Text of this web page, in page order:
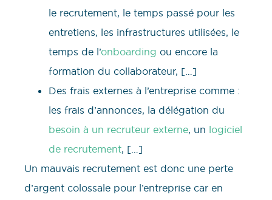
le recrutement, le temps passé pour les
entretiens, les infrastructures utilisées, le
temps de l’onboarding ou encore la
formation du collaborateur, […]
Des frais externes à l’entreprise comme :
les frais d’annonces, la délégation du
besoin à un recruteur externe, un logiciel
de recrutement, […]
Un mauvais recrutement est donc une perte
d’argent colossale pour l’entreprise car en